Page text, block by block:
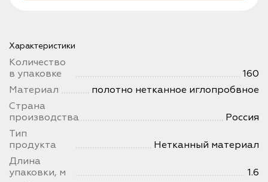
Характеристики
Количество
в упаковке
160
Материал
полотно нетканное иглопробвное
Страна
производства
Россия
Тип
продукта
Нетканный материал
Длина
упаковки, м
1.6